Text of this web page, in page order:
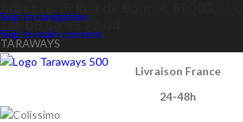
Skip to navigation
Skip to main content
Adresse: 15 Rue de Bonnel, 69003, Lyon
Tel: 06 50 95 72 04
TARAWAYS
Livraison France
24-48h